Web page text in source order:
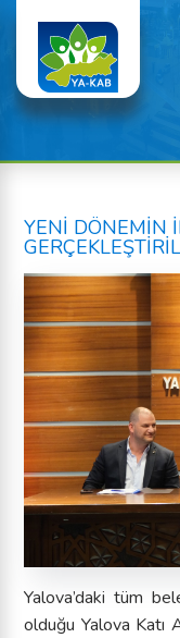
YENİ DÖNEMİN
Yalova’daki tüm
olduğu Yalova Katı